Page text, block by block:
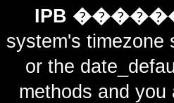
IPB
system's timezone
or the
methods and